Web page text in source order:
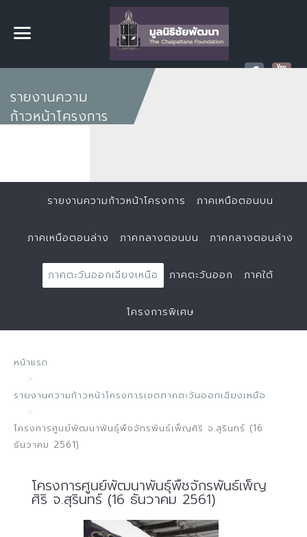
รายงานความ
ก้าวหน้าโครงการ
รายงานความก้าวหน้าโครงการ ภาคเหนือตอนบน
ภาคเหนือตอนล่าง ภาคกลางตอนบน ภาคกลางตอนล่าง
ภาคตะวันออกเฉียงเหนือ ภาคตะวันออก ภาคใต้
โครงการพิเศษ
หน้าแรก
รายงานความก้าวหน้าโครงการเขตภาคตะวันออกเฉียงเหนือ
โครงการศูนย์พัฒนาพันธุ์พืชจักรพันธ์เพ็ญศิริ จ.สุรินทร์ (16
ธันวาคม 2561)
โครงการศูนย์พัฒนาพันธุ์พืชจักรพันธ์เพ็ญ
ศิริ จ.สุรินทร์ (16 ธันวาคม 2561)